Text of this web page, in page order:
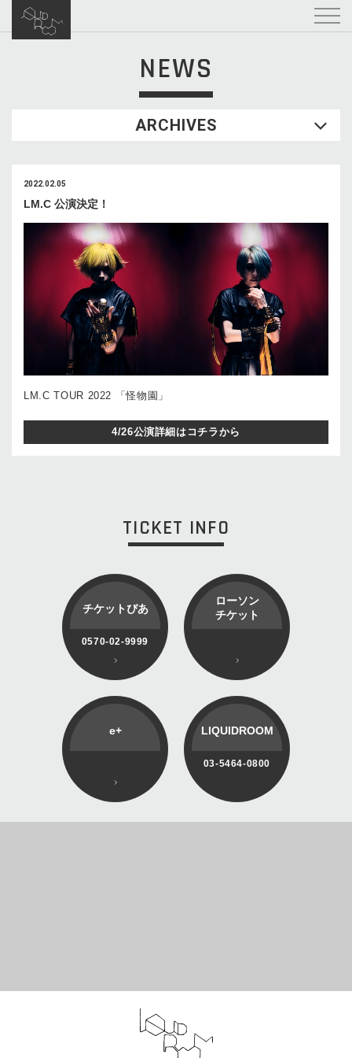
NEWS
ARCHIVES
2022.02.05
LM.C 公演決定！
LM.C TOUR 2022 「怪物園」
4/26公演詳細はコチラから
TICKET INFO
チケットぴあ
0570-02-9999
ローソン
チケット
e+ LIQUIDROOM
03-5464-0800